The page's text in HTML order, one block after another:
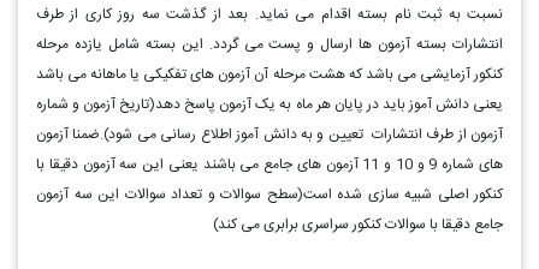
نسبت به ثبت نام بسته اقدام می نماید. بعد از گذشت سه روز کاری از طرف
انتشارات بسته آزمون ها ارسال و پست می گردد. این بسته شامل یازده مرحله
کنکور آزمایشی می باشد که هشت مرحله آن آزمون های تفکیکی یا ماهانه می باشد
یعنی دانش آموز باید در پایان هر ماه به یک آزمون پاسخ دهد(تاریخ آزمون و شماره
آزمون از طرف انتشارات تعیین و به دانش آموز اطلاع رسانی می شود).ضمنا آزمون
های شماره 9 و 10 و 11 آزمون های جامع می باشند یعنی این سه آزمون دقیقا با
کنکور اصلی شبیه سازی شده است(سطح سوالات و تعداد سوالات این سه آزمون
جامع دقیقا با سوالات کنکور سراسری برابری می کند)